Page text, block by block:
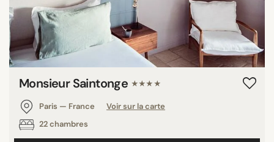
Monsieur Saintonge ★★★★
Paris — France
Voir sur la carte
22 chambres